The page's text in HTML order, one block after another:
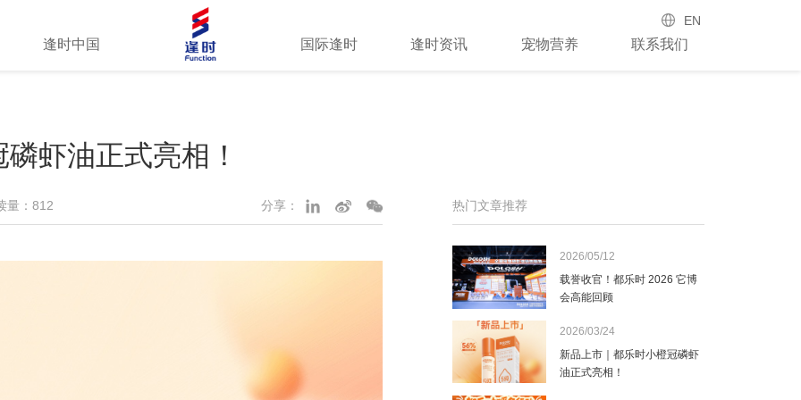
逢时中国 国际逢时 逢时资讯 宠物营养 联系我们
EN
虾油正式亮相！
量：812 分享： 热门文章推荐
2026/05/12
载誉收官！都乐时 2026 它博
会高能回顾
2026/03/24
新品上市｜都乐时小橙冠磷虾
油正式亮相！